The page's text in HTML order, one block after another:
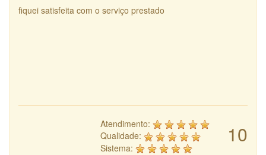
fiquei satisfeita com o serviço prestado
10
Atendimento:
Qualidade:
Sistema: